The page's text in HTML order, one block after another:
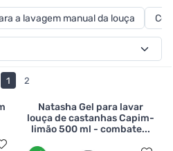
a sua saúde e tempo,
o consumo de água. Na
uma gama de produtos,
e tamanhos de
para lavar louça à mão, bem
pós para lavar louça.
a lavagem manual da louça
1 2
Natasha Gel para lavar
louça de castanhas Capim-
limão 500 ml - combate...